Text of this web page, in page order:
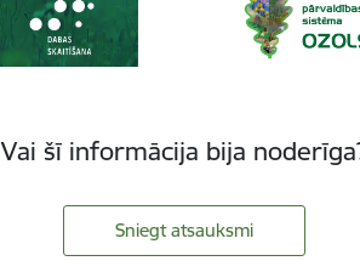
Vai šī informācija bija
Sniegt atsauksmi